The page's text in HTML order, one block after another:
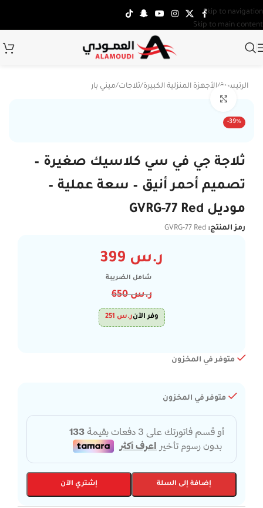
Skip to navigation
Skip to main content
الرئيسية/الأجهزة المنزلية الكبيرة/ثلاجات/ميني بار
-39%
ثلاجة جي في سي كلاسيك صغيرة –
تصميم أحمر أنيق – سعة عملية –
موديل GVRG-77 Red
رمز المنتج: GVRG-77 Red
ر.س
شامل الضريبة
ر.س650
وفر الآنر.س
متوفر في المخزون
متوفر في المخزون
إضافة إلى السلة إشتري الآن